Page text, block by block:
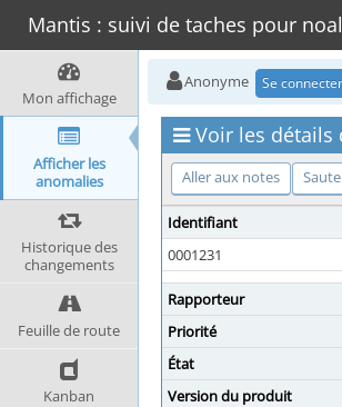
Mantis : suivi de taches pour
Mon affichage
Afficher les
anomalies
Historique des
changements
Feuille de route
Kanban
Anonyme Se connecter
Voir les détails
Aller aux notes
Identifiant
0001231
Rapporteur
Priorité
État
Version du produit